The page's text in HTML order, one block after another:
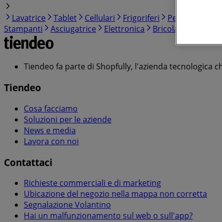
Lavatrice
Tablet Cellulari Frigoriferi Pellet
Stampanti
Asciugatrice Elettronica Bricolage
Tiendeo fa parte di Shopfully, l'azienda tecnologica
Tiendeo
Cosa facciamo
Soluzioni per le aziende
News e media
Lavora con noi
Contattaci
Richieste commerciali e di marketing
Ubicazione del negozio nella mappa non corretta
Segnalazione Volantino
Hai un malfunzionamento sul web o sull'app?